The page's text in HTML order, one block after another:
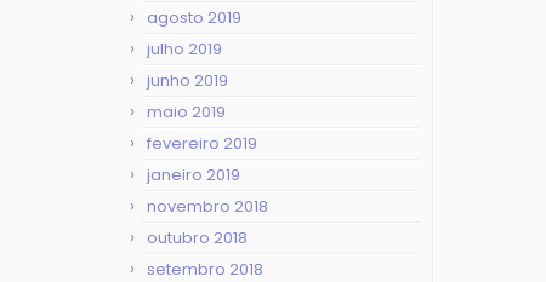
agosto 2019
julho 2019
junho 2019
maio 2019
fevereiro 2019
janeiro 2019
novembro 2018
outubro 2018
setembro 2018